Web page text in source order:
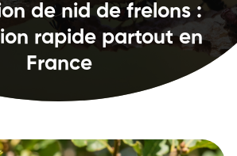
de nid de frelons :
rapide partout en
France